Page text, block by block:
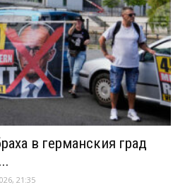
в германския град
21:35